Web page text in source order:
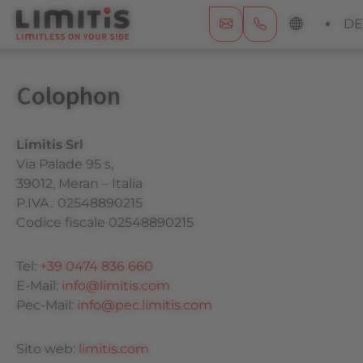
DE
Colophon
Limitis Srl
Via Palade 95 s,
39012, Meran – Italia
P.IVA.: 02548890215
Codice fiscale 02548890215
Tel: +39 0474 836 660
E-Mail: info@limitis.com
Pec-Mail: info@pec.limitis.com
Sito web: limitis.com